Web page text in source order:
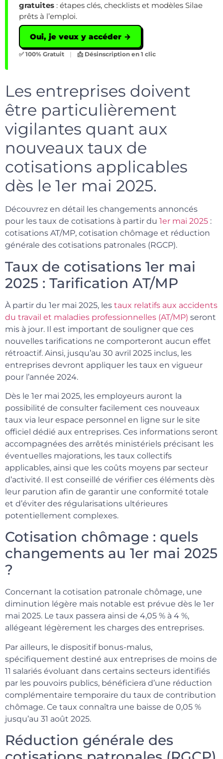
gratuites : étapes clés, checklists et modèles Silae
prêts à l’emploi.
Oui, je veux y accéder →
✅ 100% Gratuit | 📩 Désinscription en 1 clic
Les entreprises doivent
être particulièrement
vigilantes quant aux
nouveaux taux de
cotisations applicables
dès le 1er mai 2025.
Découvrez en détail les changements annoncés
pour les taux de cotisations à partir du 1er mai 2025 :
cotisations AT/MP, cotisation chômage et réduction
générale des cotisations patronales (RGCP).
Taux de cotisations 1er mai
2025 : Tarification AT/MP
À partir du 1er mai 2025, les taux relatifs aux accidents
du travail et maladies professionnelles (AT/MP) seront
mis à jour. Il est important de souligner que ces
nouvelles tarifications ne comporteront aucun effet
rétroactif. Ainsi, jusqu’au 30 avril 2025 inclus, les
entreprises devront appliquer les taux en vigueur
pour l’année 2024.
Dès le 1er mai 2025, les employeurs auront la
possibilité de consulter facilement ces nouveaux
taux via leur espace personnel en ligne sur le site
officiel dédié aux entreprises. Ces informations seront
accompagnées des arrêtés ministériels précisant les
éventuelles majorations, les taux collectifs
applicables, ainsi que les coûts moyens par secteur
d’activité. Il est conseillé de vérifier ces éléments dès
leur parution afin de garantir une conformité totale
et d’éviter des régularisations ultérieures
potentiellement complexes.
Cotisation chômage : quels
changements au 1er mai 2025
?
Concernant la cotisation patronale chômage, une
diminution légère mais notable est prévue dès le 1er
mai 2025. Le taux passera ainsi de 4,05 % à 4 %,
allégeant légèrement les charges des entreprises.
Par ailleurs, le dispositif bonus-malus,
spécifiquement destiné aux entreprises de moins de
11 salariés évoluant dans certains secteurs identifiés
par les pouvoirs publics, bénéficiera d’une réduction
complémentaire temporaire du taux de contribution
chômage. Ce taux connaîtra une baisse de 0,05 %
jusqu’au 31 août 2025.
Réduction générale des